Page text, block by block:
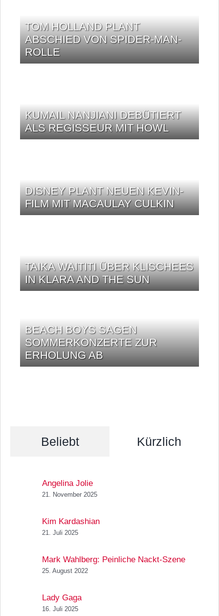
TOM HOLLAND PLANT
ABSCHIED VON SPIDER-MAN-
ROLLE
KUMAIL NANJIANI DEBÜTIERT
ALS REGISSEUR MIT HOWL
DISNEY PLANT NEUEN KEVIN-
FILM MIT MACAULAY CULKIN
TAIKA WAITITI ÜBER KLISCHEES
IN KLARA AND THE SUN
BEACH BOYS SAGEN
SOMMERKONZERTE ZUR
ERHOLUNG AB
Beliebt Kürzlich
Angelina Jolie
21. November 2025
Kim Kardashian
21. Juli 2025
Mark Wahlberg: Peinliche Nackt-Szene
25. August 2022
Lady Gaga
16. Juli 2025